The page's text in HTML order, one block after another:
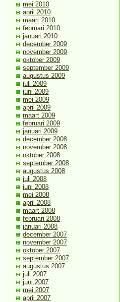
mei 2010
april 2010
maart 2010
februari 2010
januari 2010
december 2009
november 2009
oktober 2009
september 2009
augustus 2009
juli 2009
juni 2009
mei 2009
april 2009
maart 2009
februari 2009
januari 2009
december 2008
november 2008
oktober 2008
september 2008
augustus 2008
juli 2008
juni 2008
mei 2008
april 2008
maart 2008
februari 2008
januari 2008
december 2007
november 2007
oktober 2007
september 2007
augustus 2007
juli 2007
juni 2007
mei 2007
april 2007